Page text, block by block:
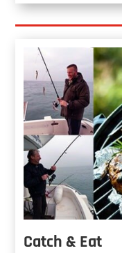
Catch & Eat